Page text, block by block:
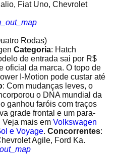
Fiat Uno, Chevrolet
Rodas)
Categoria: Hatch
de entrada sai por R$
oficial da marca. O topo de
I-Motion pode custar até
: Com mudanças leves, o
o DNA mundial da
ganhou faróis com traços
grade frontal e um para-
mais em Volkswagen
e Voyage. Concorrentes:
Agile, Ford Ka.